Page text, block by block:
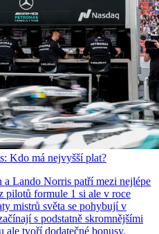
Kdo má nejvyšší plat?
Lando Norris patří mezi nejlépe
pilotů formule 1 si ale v roce
mistrů světa se pohybují v
s podstatně skromnějšími
ale tvoří dodatečné bonusy.